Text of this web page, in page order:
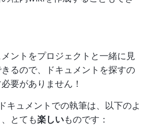
ントをプロジェクトと一緒に見
るので、ドキュメントを探すの
要がありません！
キュメントでの執筆は、以下のよ
とても楽しいものです：